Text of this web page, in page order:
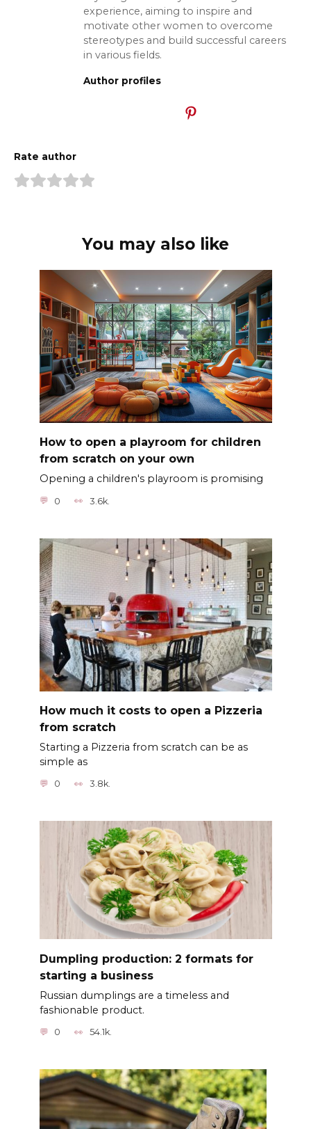
experience, aiming to inspire and
motivate other women to overcome
stereotypes and build successful careers
in various fields.
Author profiles
Rate author
You may also like
How to open a playroom for children
from scratch on your own
Opening a children's playroom is promising
0 3.6k.
How much it costs to open a Pizzeria
from scratch
Starting a Pizzeria from scratch can be as
simple as
0 3.8k.
Dumpling production: 2 formats for
starting a business
Russian dumplings are a timeless and
fashionable product.
0 54.1k.